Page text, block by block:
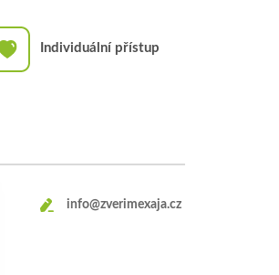
Individuální přístup
info@zverimexaja.cz